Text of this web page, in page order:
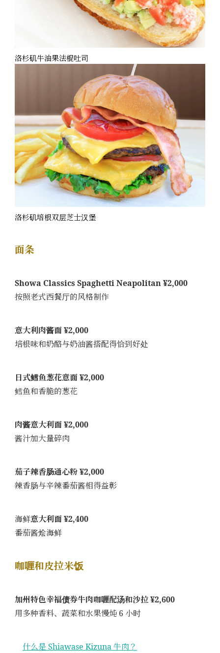
洛杉矶牛油果法棍吐司
洛杉矶培根双层芝士汉堡
面条
Showa Classics Spaghetti Neapolitan ¥2,000
按照老式西餐厅的风格制作
意大利肉酱面 ¥2,000
培根味和奶酪与奶油酱搭配得恰到好处
日式鳕鱼葱花意面 ¥2,000
鳕鱼和香脆的葱花
肉酱意大利面 ¥2,000
酱汁加大量碎肉
茄子辣香肠通心粉 ¥2,000
辣香肠与辛辣番茄酱相得益彰
海鲜意大利面 ¥2,400
番茄酱烩海鲜
咖喱和皮拉米饭
加州特色幸福债券牛肉咖喱配汤和沙拉 ¥2,600
用多种香料、蔬菜和水果慢炖 6 小时
什么是 Shiawase Kizuna 牛肉？